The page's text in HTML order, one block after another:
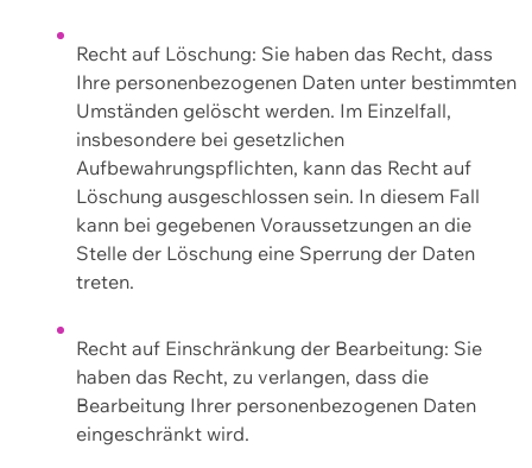
Recht auf Löschung: Sie haben das Recht, dass
Ihre personenbezogenen Daten unter bestimmten
Umständen gelöscht werden. Im Einzelfall,
insbesondere bei gesetzlichen
Aufbewahrungspflichten, kann das Recht auf
Löschung ausgeschlossen sein. In diesem Fall
kann bei gegebenen Voraussetzungen an die
Stelle der Löschung eine Sperrung der Daten
treten.
Recht auf Einschränkung der Bearbeitung: Sie
haben das Recht, zu verlangen, dass die
Bearbeitung Ihrer personenbezogenen Daten
eingeschränkt wird.